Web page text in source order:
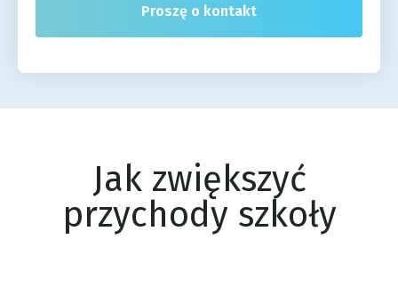
Proszę o kontakt
Jak zwiększyć
przychody szkoły